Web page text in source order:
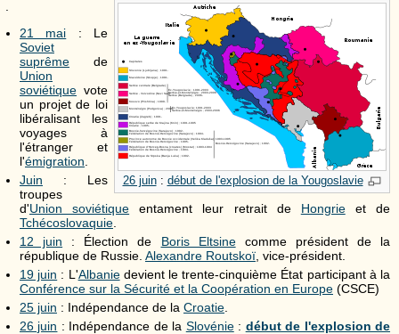
26 juin: début de l'explosion de la Yougoslavie
21 mai : Le
Soviet
suprême de
Union
soviétique vote
un projet de loi
libéralisant les
voyages à
l'étranger et
l'émigration
Juin : Les
troupes
d'Union soviétique entament leur retrait de Hongrieet de
Tchécoslovaquie
12 juin : Élection de Boris Eltsinecomme président de la
république de Russie. Alexandre Routskoï , vice-président.
19 juin : L'Albaniedevient le trente-cinquième État participant à la
Conférence sur la Sécurité et la Coopération en Europe (CSCE)
25 juin : Indépendance de la Croatie
26 juin : Indépendance de la Slovénie: début de l'explosion de